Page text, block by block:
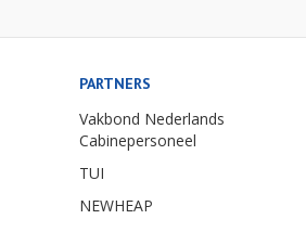
PARTNERS
Vakbond Nederlands
Cabinepersoneel
TUI
NEWHEAP